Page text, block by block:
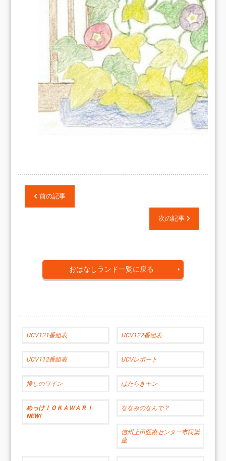
前の記事
次の記事
おはなしランド一覧に戻る
UCV121番組表 UCV122番組表
UCV112番組表 UCVレポート
推しのワイン はたらきモン
めっけ！ＯＫＡＷＡＲＩ
NEW!
ななみのなんで？
信州上田医療センター市民講
座